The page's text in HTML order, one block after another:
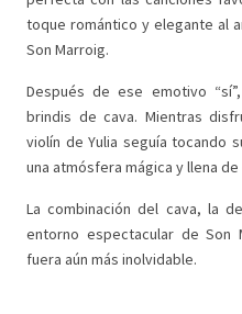
toque romántico y elegante al
Son Marroig.
Después de ese emotivo
brindis de cava. Mientras
violín de Yulia seguía tocando
una atmósfera mágica y llena
La combinación del cava, la
entorno espectacular de Son
fuera aún más inolvidable.